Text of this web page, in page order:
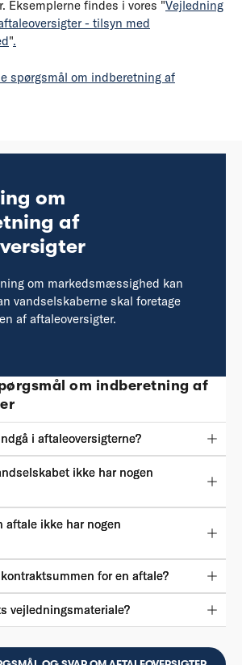
Eksemplerne findes i vores "Vejledning
- tilsyn med
".
spørgsmål om indberetning af
om
af
om markedsmæssighed kan
vandselskaberne skal foretage
af aftaleoversigter.
om indberetning af
i aftaleoversigterne?
ikke har nogen
aftale ikke har nogen
for en aftale?
vejledningsmateriale?